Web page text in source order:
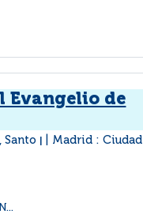
Evangelio de
Santo
Madrid : Ciudad